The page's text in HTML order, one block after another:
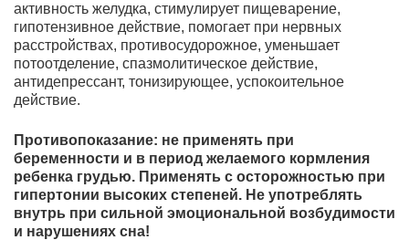
активность желудка, стимулирует пищеварение,
гипотензивное действие, помогает при нервных
расстройствах, противосудорожное, уменьшает
потоотделение, спазмолитическое действие,
антидепрессант, тонизирующее, успокоительное
действие.
Противопоказание: не применять при
беременности и в период желаемого кормления
ребенка грудью. Применять с осторожностью при
гипертонии высоких степеней. Не употреблять
внутрь при сильной эмоциональной возбудимости
и нарушениях сна!